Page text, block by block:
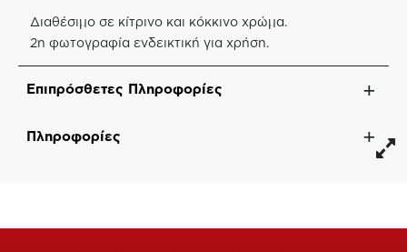
Διαθέσιμο σε κίτρινο και κόκκινο χρώμα.
2η φωτογραφία ενδεικτική για χρήση.
Επιπρόσθετες Πληροφορίες
Πληροφορίες